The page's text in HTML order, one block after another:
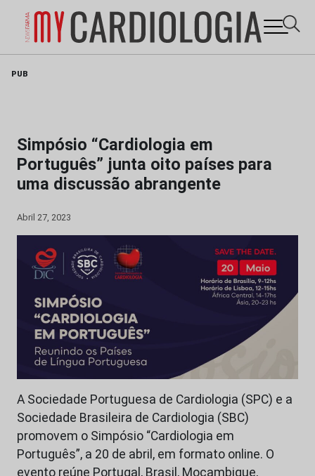
PUB
Simpósio “Cardiologia em
Português” junta oito países para
uma discussão abrangente
Abril 27, 2023
A Sociedade Portuguesa de Cardiologia (SPC) e a
Sociedade Brasileira de Cardiologia (SBC)
promovem o Simpósio “Cardiologia em
Português”, a 20 de abril, em formato online. O
evento reúne Portugal, Brasil, Moçambique,